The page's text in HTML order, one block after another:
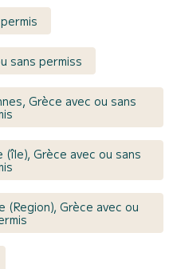
sans permiss
Grèce avec ou sans
Grèce avec ou sans
(Region), Grèce avec ou